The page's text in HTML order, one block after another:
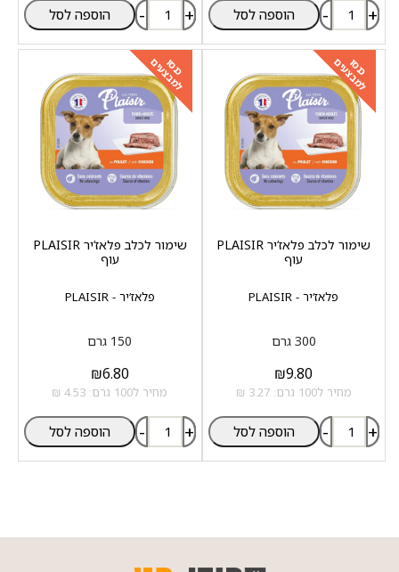
- + הוספה לסל - + הוספה לסל
כנסו
למבצעים
פלאז‘יר - PLAISIR
שימור לכלב פלאז‘יר PLAISIR
עוף
300 גרם
₪9.80
מחיר ל100 גרם: 3.27 ₪
- + הוספה לסל
כנסו
למבצעים
פלאז‘יר - PLAISIR
שימור לכלב פלאז‘יר PLAISIR
עוף
150 גרם
₪6.80
מחיר ל100 גרם: 4.53 ₪
- + הוספה לסל